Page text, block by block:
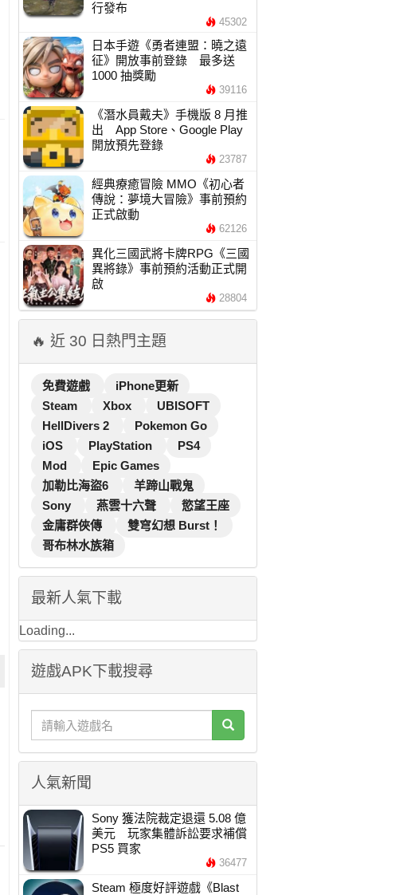
行發布
45302
日本手遊《勇者連盟：曉之遠
征》開放事前登錄 最多送
1000 抽獎勵
39116
《潛水員戴夫》手機版 8 月推
出 App Store、Google Play
開放預先登錄
23787
經典療癒冒險 MMO《初心者
傳說：夢境大冒險》事前預約
正式啟動
62126
異化三國武將卡牌RPG《三國
異將錄》事前預約活動正式開
啟
28804
🔥 近 30 日熱門主題
免費遊戲
iPhone更新
Steam
Xbox
UBISOFT
HellDivers 2
Pokemon Go
iOS
PlayStation
PS4
Mod
Epic Games
加勒比海盜6
羊蹄山戰鬼
Sony
燕雲十六聲
慾望王座
金庸群俠傳
雙穹幻想 Burst！
哥布林水族箱
最新人氣下載
Loading...
遊戲APK下載搜尋
人氣新聞
Sony 獲法院裁定退還 5.08 億
美元 玩家集體訴訟要求補償
PS5 買家
36477
Steam 極度好評遊戲《Blast